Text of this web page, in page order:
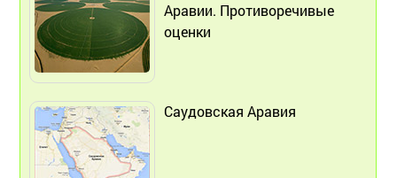
Аравии. Противоречивые
оценки
Саудовская Аравия